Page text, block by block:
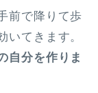
前で降りて歩
いてきます。
自分を作りま